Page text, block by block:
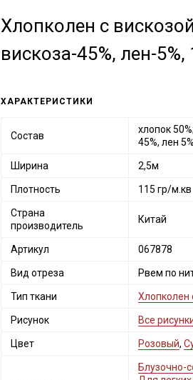
Хлопколен с
вискоза-45%, лен-
ХАРАКТЕРИСТИКИ
Состав
хлопок
45%, лен 5%
Ширина 2,5м
Плотность 115 гр/м.кв
Страна
производитель
Китай
Артикул 067878
Вид отреза Рвем по
Тип ткани Хлопколен
Рисунок Все
Цвет Розовый,
Блузочно-